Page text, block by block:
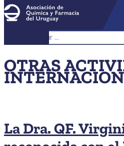
OTRAS
La Dra. QF.